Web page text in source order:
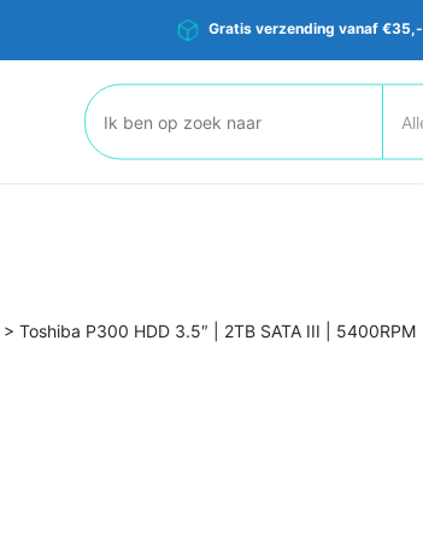
Gratis verzending vanaf €35,-
Zoeken:
> Toshiba P300 HDD 3.5″ | 2TB SATA III | 5400RPM